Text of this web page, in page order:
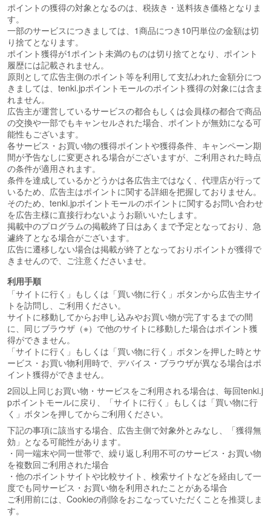
ポイントの獲得の対象となるのは、税抜き・送料抜き価格となりま
す。
一部のサービスにつきましては、1商品につき10円単位の金額は切
り捨てとなります。
ポイント獲得が1ポイント未満のものは切り捨てとなり、ポイント
履歴には記載されません。
原則として広告主側のポイント等を利用して支払われた金額分につ
きましては、tenki.jpポイントモールのポイント獲得の対象には含ま
れません。
広告主が運営しているサービスの都合もしくは会員様の都合で商品
の交換や一部でもキャンセルされた場合、ポイントが無効になる可
能性もございます。
各サービス・お買い物の獲得ポイントや獲得条件、キャンペーン期
間が予告なしに変更される場合がございますが、ご利用された時点
の条件が適用されます。
条件を達成しているかどうかは各広告主ではなく、代理店が行って
いるため、広告主はポイントに関する詳細を把握しておりません。
そのため、tenki.jpポイントモールのポイントに関するお問い合わせ
を広告主様に直接行わないようお願いいたします。
掲載中のプログラムの掲載終了日はあくまで予定となっており、急
遽終了となる場合がございます。
広告に遷移しない場合は掲載が終了となっておりポイントが獲得で
きませんので、ご注意くださいませ。
利用手順
「サイトに行く」もしくは「買い物に行く」ボタンから広告主サイ
トを訪問し、ご利用ください。
サイトに移動してからお申し込みやお買い物が完了するまでの間
に、同じブラウザ（※）で他のサイトに移動した場合はポイント獲
得ができません。
「サイトに行く」もしくは「買い物に行く」ボタンを押した時とサ
ービス・お買い物利用時で、デバイス・ブラウザが異なる場合はポ
イント獲得ができません。
2回以上同じお買い物・サービスをご利用される場合は、毎回tenki.j
pポイントモールに戻り、「サイトに行く」もしくは「買い物に行
く」ボタンを押してからご利用ください。
下記の事項に該当する場合、広告主側で対象外とみなし、「獲得無
効」となる可能性があります。
・同一端末や同一世帯で、繰り返し利用不可のサービス・お買い物
を複数回ご利用された場合
・他のポイントサイトや比較サイト、検索サイトなどを経由して一
度でも同サービス・お買い物を利用されたことがある場合
ご利用前には、Cookieの削除をおこなっていただくことを推奨しま
す。